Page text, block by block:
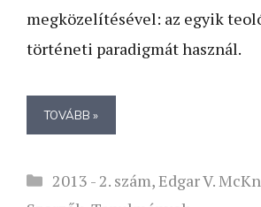
megközelítésével: az egyik
történeti paradigmát használ.
TOVÁBB »
Kategória
2013 - 2. szám,Edgar V.